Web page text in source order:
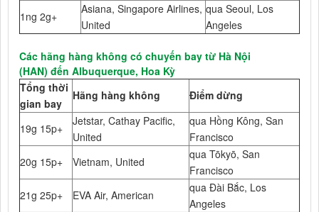
1ng 2g+
Asiana, Singapore Airlines,
United
qua Seoul, Los
Angeles
Các hãng hàng không có chuyến bay từ Hà Nội
(HAN) đến Albuquerque, Hoa Kỳ
Tổng thời
gian bay
Hãng hàng không Điểm dừng
19g 15p+
Jetstar, Cathay Pacific,
United
qua Hồng Kông, San
Francisco
20g 15p+
Vietnam, United
qua Tōkyō, San
Francisco
21g 25p+
EVA Air, American
qua Đài Bắc, Los
Angeles